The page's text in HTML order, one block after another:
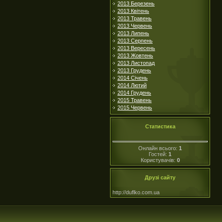
2013 Березень
2013 Квітень
2013 Травень
2013 Червень
2013 Липень
2013 Серпень
2013 Вересень
2013 Жовтень
2013 Листопад
2013 Грудень
2014 Січень
2014 Лютий
2014 Грудень
2015 Травень
2015 Червень
Статистика
Онлайн всього: 1
Гостей: 1
Користувачів: 0
Друзі сайту
http://duflko.com.ua